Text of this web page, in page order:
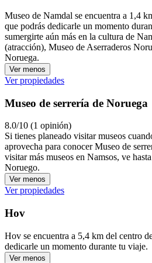
Museo de Namdal se encuentra a 1,4
que podrás dedicarle un momento
sumergirte aún más en la cultura de
(atracción), Museo de Aserraderos
Noruega.
Ver menos
Ver propiedades
Museo de serrería de Noruega
8.0/10 (1 opinión)
Si tienes planeado visitar museos
aprovecha para conocer Museo de
visitar más museos en Namsos, ve
Noruego.
Ver menos
Ver propiedades
Hov
Hov se encuentra a 5,4 km del centro
dedicarle un momento durante tu viaje.
Ver menos